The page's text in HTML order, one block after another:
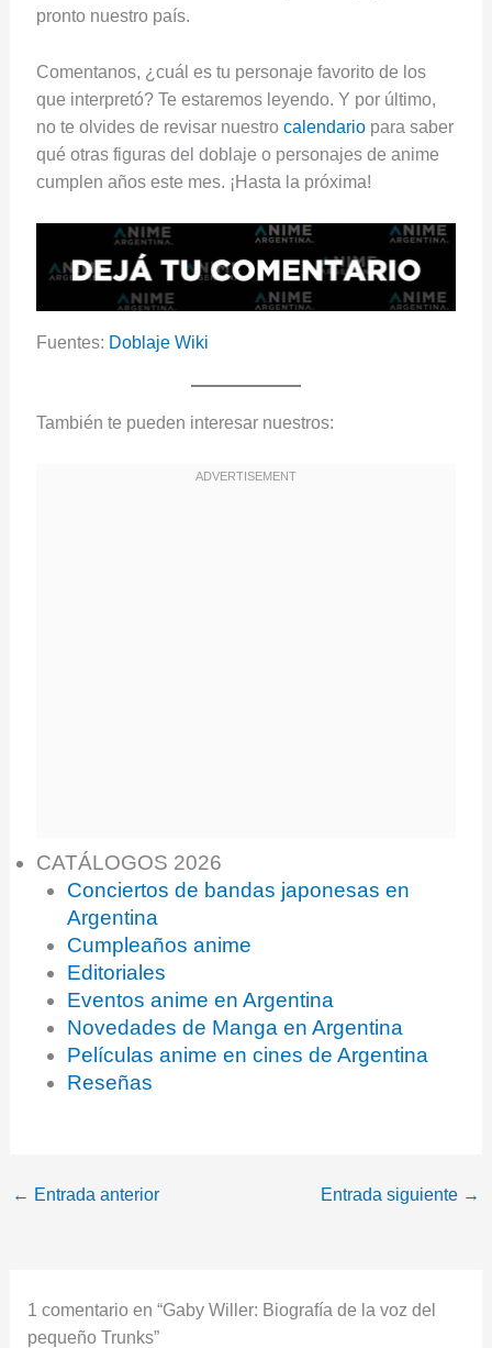
pronto nuestro país.
Comentanos, ¿cuál es tu personaje favorito de los
que interpretó? Te estaremos leyendo. Y por último,
no te olvides de revisar nuestro calendariopara saber
qué otras figuras del doblaje o personajes de anime
cumplen años este mes. ¡Hasta la próxima!
Fuentes: Doblaje Wiki
También te pueden interesar nuestros:
CATÁLOGOS 2026
Conciertos de bandas japonesas en
Argentina
Cumpleaños anime
Editoriales
Eventos anime en Argentina
Novedades de Manga en Argentina
Películas anime en cines de Argentina
Reseñas
← Entrada anterior Entrada siguiente →
1 comentario en “Gaby Willer: Biografía de la voz del
pequeño Trunks”